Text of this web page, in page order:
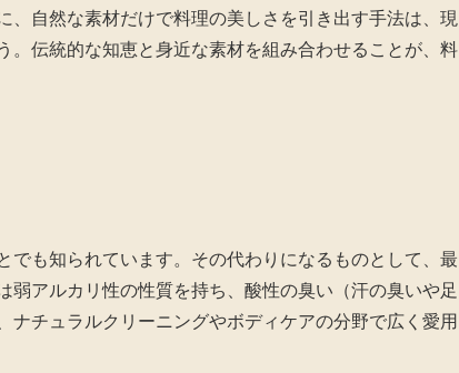
自然な素材だけで料理の美しさを引き出す手法は、現
伝統的な知恵と身近な素材を組み合わせることが、料
でも知られています。その代わりになるものとして、最
弱アルカリ性の性質を持ち、酸性の臭い（汗の臭いや足
チュラルクリーニングやボディケアの分野で広く愛用